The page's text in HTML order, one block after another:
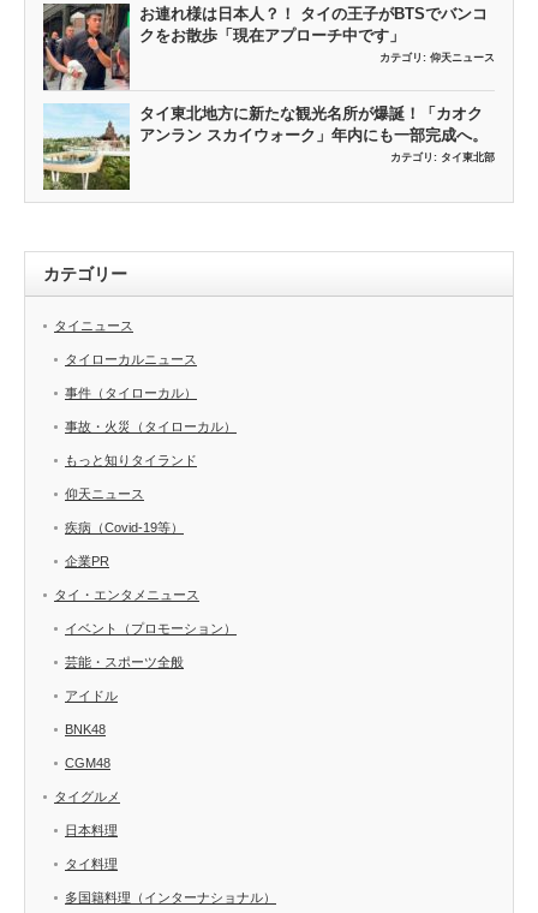
お連れ様は日本人？！ タイの王子がBTSでバンコ
クをお散歩「現在アプローチ中です」
カテゴリ: 仰天ニュース
タイ東北地方に新たな観光名所が爆誕！「カオク
アンラン スカイウォーク」年内にも一部完成へ。
カテゴリ: タイ東北部
カテゴリー
タイニュース
タイローカルニュース
事件（タイローカル）
事故・火災（タイローカル）
もっと知りタイランド
仰天ニュース
疾病（Covid-19等）
企業PR
タイ・エンタメニュース
イベント（プロモーション）
芸能・スポーツ全般
アイドル
BNK48
CGM48
タイグルメ
日本料理
タイ料理
多国籍料理（インターナショナル）